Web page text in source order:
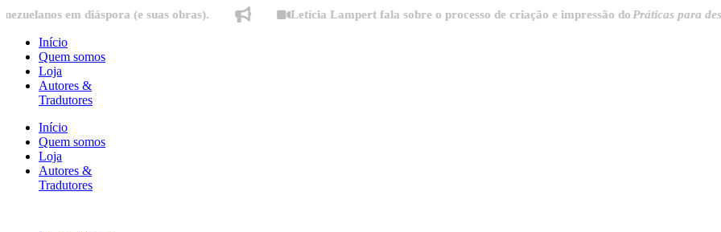
Ir
conteúdo
em diáspora (e suas obras). Letícia Lampert fala sobre o processo de criação e impressão doPráticas para
Início
Quem somos
Loja
Autores &
Tradutores
Início
Quem somos
Loja
Autores &
Tradutores